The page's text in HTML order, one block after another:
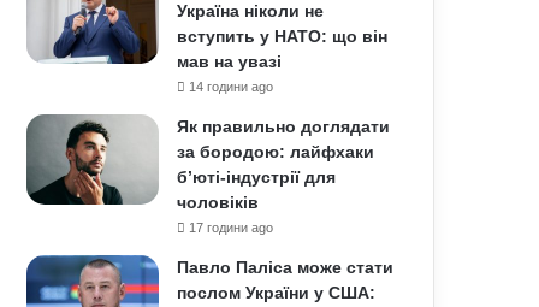
Україна ніколи не
вступить у НАТО: що він
мав на увазі
14 години ago
Як правильно доглядати
за бородою: лайфхаки
б’юті-індустрії для
чоловіків
17 години ago
Павло Паліса може стати
послом України у США: